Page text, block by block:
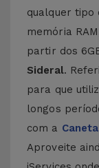
qualquer tipo
memória
partir dos
Sideral.
para que
longos
com a
Aproveite